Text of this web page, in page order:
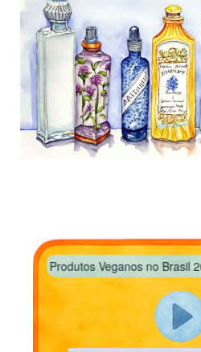
Produtos Veganos no Brasil 2025.wav